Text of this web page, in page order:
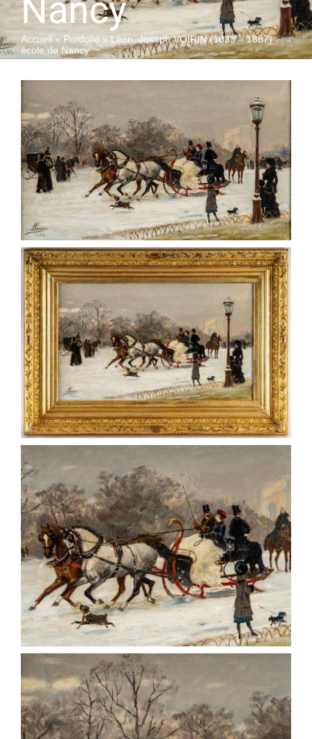
QUI SOMMES-NOUS
Nancy
Accueil »Portfolio »Léon, Joseph VOIRIN (1833 – 1887)
école de Nancy